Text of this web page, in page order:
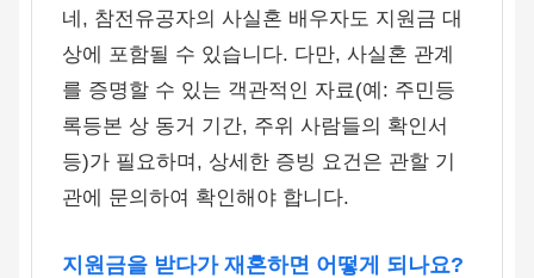
네, 참전유공자의 사실혼 배우자도 지원금 대
상에 포함될 수 있습니다. 다만, 사실혼 관계
를 증명할 수 있는 객관적인 자료(예: 주민등
록등본 상 동거 기간, 주위 사람들의 확인서
등)가 필요하며, 상세한 증빙 요건은 관할 기
관에 문의하여 확인해야 합니다.
지원금을 받다가 재혼하면 어떻게 되나요?